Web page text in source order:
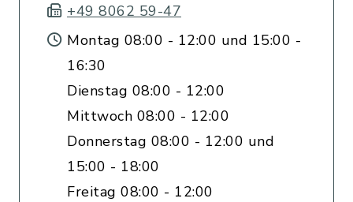
+49 8062 59-47
Montag 08:00 - 12:00 und 15:00 -
16:30
Dienstag 08:00 - 12:00
Mittwoch 08:00 - 12:00
Donnerstag 08:00 - 12:00 und
15:00 - 18:00
Freitag 08:00 - 12:00